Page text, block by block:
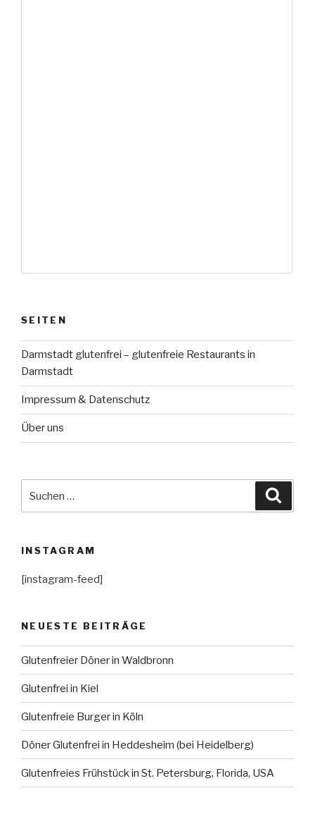
SEITEN
Darmstadt glutenfrei – glutenfreie Restaurants in
Darmstadt
Impressum & Datenschutz
Über uns
nach:
INSTAGRAM
[instagram-feed]
NEUESTE BEITRÄGE
Glutenfreier Döner in Waldbronn
Glutenfrei in Kiel
Glutenfreie Burger in Köln
Döner Glutenfrei in Heddesheim (bei Heidelberg)
Glutenfreies Frühstück in St. Petersburg, Florida, USA